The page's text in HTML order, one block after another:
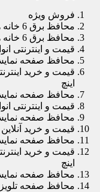
فروش ویژه
محافظ برق 6 خانه همه کاره ولتن
محافظ برق 6 خانه همه کاره ولتن
قیمت و اینترنتی
محافظ صفحه نمایش
اینچ
محافظ صفحه نمایش
قیمت و اینترنتی
محافظ صفحه نمایش
قیمت و خرید آنلاین
محافظ صفحه نمایش
اینچ
محافظ صفحه نمایش
محافظ صفحه